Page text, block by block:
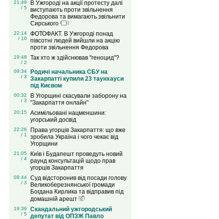
21:49
/ 5
В Ужгороді на акції протесту далі
виступають проти звільнення
Федорова та вимагають звільнити
Сирського
22:14
/ 10
ФОТОФАКТ. В Ужгороді понад
півсотні людей вийшли на акцію
проти звільнення Федорова
19:48
/ 2
Так хто ж здійснював "геноцид"?
09:34
/ 3
Родичі начальника СБУ на
Закарпатті купили 23 таунхауси
під Києвом
00:32
/ 3
В Угорщині скасували заборону на
"Закарпаття онлайн"
20:15
Асимільовані нацменшини:
угорський досвід
22:26
/ 1
Права угорців Закарпаття: що вже
зробила Україна і чого чекає від
Угорщини
21:05
/ 4
Київ і Будапешт проведуть новий
раунд консультацій щодо прав
угорців Закарпаття
08:44
/ 3
Суд відсторонив від посади голову
Великоберезнянської громади
Богдана Кирлика та відправив під
домашній арешт
19:39
/ 5
Скандальний ужгородський
депутат від ОПЗЖ Павло